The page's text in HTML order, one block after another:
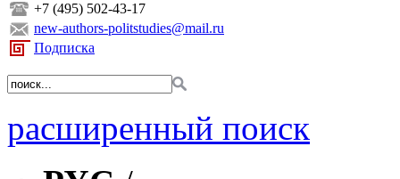
+7 (495) 502-43-17
new-authors-politstudies@mail.ru
Подписка
расширенный поиск